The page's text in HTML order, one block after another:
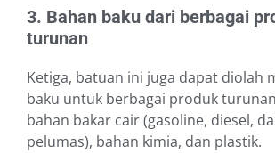
3. Bahan baku dari berbagai
turunan
Ketiga, batuan ini juga dapat diolah
baku untuk berbagai produk
bahan bakar cair (gasoline, diesel,
pelumas), bahan kimia, dan plastik.